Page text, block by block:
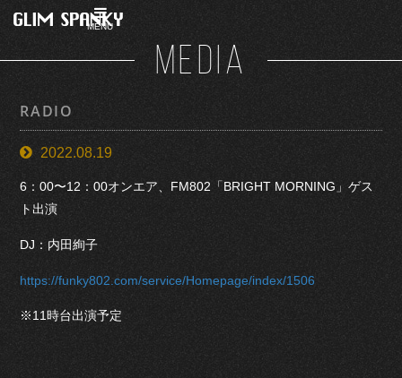
MENU
MEDIA
RADIO
2022.08.19
6：00〜12：00オンエア、FM802「BRIGHT MORNING」ゲス
ト出演
DJ：内田絢子
https://funky802.com/service/Homepage/index/1506
※11時台出演予定